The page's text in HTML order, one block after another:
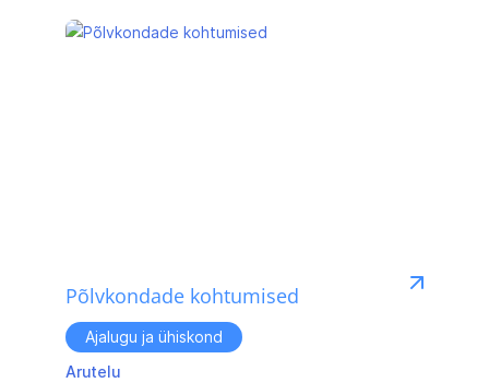
Põlvkondade kohtumised
Ajalugu ja ühiskond
Arutelu